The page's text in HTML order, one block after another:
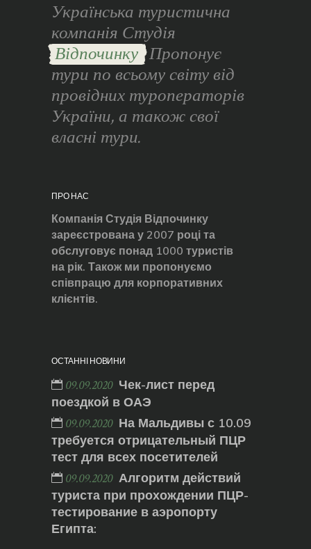
Українська туристична
компанія Студія
Відпочинку Пропонує
тури по всьому світу від
провідних туроператорів
України, а також свої
власні тури.
ПРО НАС
Компанія Студія Відпочинку
зареєстрована у 2007 році та
обслуговує понад 1000 туристів
на рік. Також ми пропонуємо
співпрацю для корпоративних
клієнтів.
ОСТАННІ НОВИНИ
09.09.2020 Чек-лист перед
поездкой в ОАЭ
09.09.2020 На Мальдивы с 10.09
требуется отрицательный ПЦР
тест для всех посетителей
09.09.2020 Алгоритм действий
туриста при прохождении ПЦР-
тестирование в аэропорту
Египта: